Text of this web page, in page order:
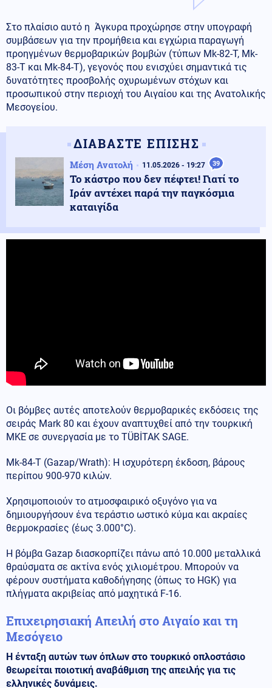
Στο πλαίσιο αυτό η Άγκυρα προχώρησε στην υπογραφή
συμβάσεων για την προμήθεια και εγχώρια παραγωγή
προηγμένων θερμοβαρικών βομβών (τύπων Mk-82-T, Mk-
83-T και Mk-84-T), γεγονός που ενισχύει σημαντικά τις
δυνατότητες προσβολής οχυρωμένων στόχων και
προσωπικού στην περιοχή του Αιγαίου και της Ανατολικής
Μεσογείου.
ΔΙΑΒΑΣΤΕ ΕΠΙΣΗΣ
Μέση Ανατολή 11.05.2026 - 19:27 39
Το κάστρο που δεν πέφτει! Γιατί το
Ιράν αντέχει παρά την παγκόσμια
καταιγίδα
Οι βόμβες αυτές αποτελούν θερμοβαρικές εκδόσεις της
σειράς Mark 80 και έχουν αναπτυχθεί από την τουρκική
MKE σε συνεργασία με το TÜBİTAK SAGE.
Mk-84-T (Gazap/Wrath): Η ισχυρότερη έκδοση, βάρους
περίπου 900-970 κιλών.
Χρησιμοποιούν το ατμοσφαιρικό οξυγόνο για να
δημιουργήσουν ένα τεράστιο ωστικό κύμα και ακραίες
θερμοκρασίες (έως 3.000°C).
Η βόμβα Gazap διασκορπίζει πάνω από 10.000 μεταλλικά
θραύσματα σε ακτίνα ενός χιλιομέτρου. Μπορούν να
φέρουν συστήματα καθοδήγησης (όπως το HGK) για
πλήγματα ακριβείας από μαχητικά F-16.
Επιχειρησιακή Απειλή στο Αιγαίο και τη
Μεσόγειο
Η ένταξη αυτών των όπλων στο τουρκικό οπλοστάσιο
θεωρείται ποιοτική αναβάθμιση της απειλής για τις
ελληνικές δυνάμεις.